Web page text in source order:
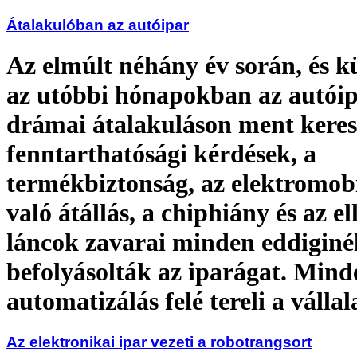
Átalakulóban az autóipar
Az elmúlt néhány év során, és
az utóbbi hónapokban az
drámai átalakuláson ment
fenntarthatósági kérdések, a
termékbiztonság, az
való átállás, a chiphiány és az
láncok zavarai minden
befolyásolták az iparágat.
automatizálás felé tereli a
Az elektronikai ipar vezeti a robotrangsort